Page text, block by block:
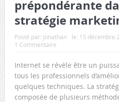
prépondérante
stratégie
Posté par: Jonathan le: 15 décembre
1 Commentaire
Internet se révèle être un
tous les professionnels
quelques techniques. La
composée de plusieurs